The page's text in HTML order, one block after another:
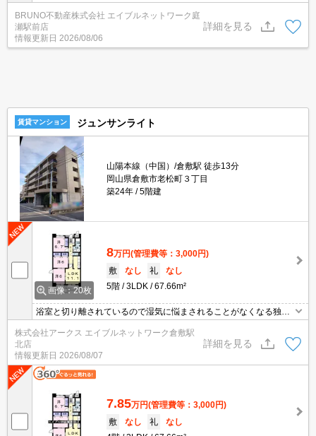
★雨の日や花粉の日に便利な室内物干し設置♪
BRUNO不動産株式会社 エイブルネットワーク庭
瀬駅前店
情報更新日 2026/08/06
詳細を見る
賃貸マンション ジュンサンライト
山陽本線（中国）/倉敷駅 徒歩13分
岡山県倉敷市老松町３丁目
築24年
5階建
画像：20枚
8万円(管理費等：3,000円)
敷
なし 礼
なし
5階
3LDK 67.66m²
浴室と切り離されているので湿気に悩まされることがなくなる独立
洗面台を備えております。エントランスのオートロックと玄関の鍵
で二重にロックできるので防犯対策もばっちりです。造りとデザイ
ンに関して、自信をもって情報を提供できるマンションです。駅ま
で徒歩13分に立地する物件です。
株式会社アークス エイブルネットワーク倉敷駅
北店
情報更新日 2026/08/07
詳細を見る
7.85万円(管理費等：3,000円)
敷
なし 礼
なし